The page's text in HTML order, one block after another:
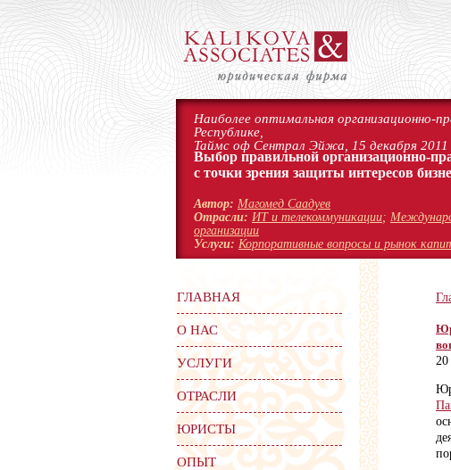
Наиболее оптимальная организационно-
Республике,
Таймс оф Сентрал Эйжа, 15 декабря 2011
Выбор правильной организационно-
с точки зрения защиты интересов
Автор: Магомед Саадуев
Отрасли: ИТ и телекоммуникации;
организации
Услуги: Корпоративные вопросы и рынок
20
ГЛАВНАЯ
О НАС
УСЛУГИ
ОТРАСЛИ
ЮРИСТЫ
ОПЫТ